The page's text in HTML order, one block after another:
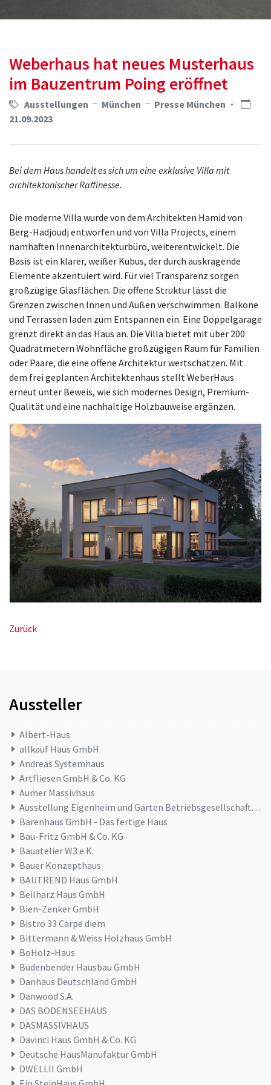
Weberhaus hat neues Musterhaus
im Bauzentrum Poing eröffnet
Ausstellungen München
Presse München
21.09.2023
Bei dem Haus handelt es sich um eine exklusive Villa mit
architektonischer Raffinesse.
Die moderne Villa wurde von dem Architekten Hamid von
Berg-Hadjoudj entworfen und von Villa Projects, einem
namhaften Innenarchitekturbüro, weiterentwickelt. Die
Basis ist ein klarer, weißer Kubus, der durch auskragende
Elemente akzentuiert wird. Für viel Transparenz sorgen
großzügige Glasflächen. Die offene Struktur lässt die
Grenzen zwischen Innen und Außen verschwimmen. Balkone
und Terrassen laden zum Entspannen ein. Eine Doppelgarage
grenzt direkt an das Haus an. Die Villa bietet mit über 200
Quadratmetern Wohnfläche großzügigen Raum für Familien
oder Paare, die eine offene Architektur wertschätzen. Mit
dem frei geplanten Architektenhaus stellt WeberHaus
erneut unter Beweis, wie sich modernes Design, Premium-
Qualität und eine nachhaltige Holzbauweise ergänzen.
Zurück
Aussteller
Albert-Haus
allkauf Haus GmbH
Andreas Systemhaus
Artfliesen GmbH & Co. KG
Aumer Massivhaus
Ausstellung Eigenheim und Garten Betriebsgesellschaft mbH
Bärenhaus GmbH - Das fertige Haus
Bau-Fritz GmbH & Co. KG
Bauatelier W3 e.K.
Bauer Konzepthaus
BAUTREND Haus GmbH
Beilharz Haus GmbH
Bien-Zenker GmbH
Bistro 33 Carpe diem
Bittermann & Weiss Holzhaus GmbH
BoHolz-Haus
Büdenbender Hausbau GmbH
Danhaus Deutschland GmbH
Danwood S.A.
DAS BODENSEEHAUS
DASMASSIVHAUS
Davinci Haus GmbH & Co. KG
Deutsche HausManufaktur GmbH
DWELLII GmbH